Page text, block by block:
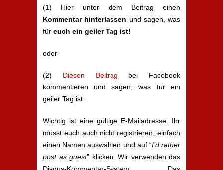
(1) Hier unter dem Beitrag einen
Kommentar hinterlassen und sagen, was
für euch ein geiler Tag ist!
oder
(2) Diesen Beitrag bei Facebook
kommentieren und sagen, was für ein
geiler Tag ist.
Wichtig ist eine gültige E-Mailadresse . Ihr
müsst euch auch nicht registrieren, einfach
einen Namen auswählen und auf “I’d rather
post as guest” klicken. Wir verwenden das